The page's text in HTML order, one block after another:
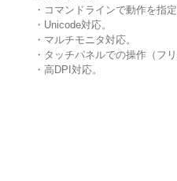
・コマンドラインで動作を指
・Unicode対応。
・マルチモニタ対応。
・タッチパネルでの操作（フ
・高DPI対応。